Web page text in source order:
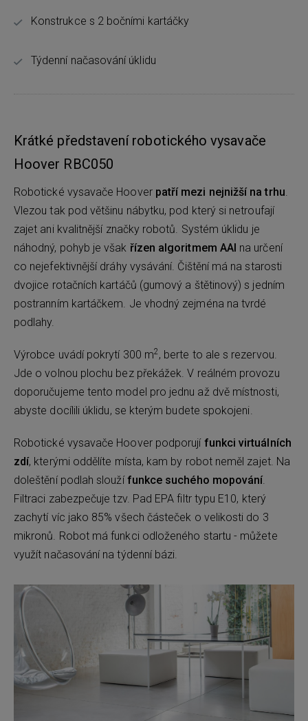
Konstrukce s 2 bočními kartáčky
Týdenní načasování úklidu
Krátké představení robotického vysavače
Hoover RBC050
Robotické vysavače Hoover patří mezi nejnižší na trhu.
Vlezou tak pod většinu nábytku, pod který si netroufají
zajet ani kvalitnější značky robotů. Systém úklidu je
náhodný, pohyb je však řízen algoritmem AAI na určení
co nejefektivnější dráhy vysávání. Čištění má na starosti
dvojice rotačních kartáčů (gumový a štětinový) s jedním
postranním kartáčkem. Je vhodný zejména na tvrdé
podlahy.
Výrobce uvádí pokrytí 300 m2, berte to ale s rezervou.
Jde o volnou plochu bez překážek. V reálném provozu
doporučujeme tento model pro jednu až dvě místnosti,
abyste docílili úklidu, se kterým budete spokojeni.
Robotické vysavače Hoover podporují funkci virtuálních
zdí, kterými oddělíte místa, kam by robot neměl zajet. Na
doleštění podlah slouží funkce suchého mopování.
Filtraci zabezpečuje tzv. Pad EPA filtr typu E10, který
zachytí víc jako 85% všech částeček o velikosti do 3
mikronů. Robot má funkci odloženého startu - můžete
využít načasování na týdenní bázi.